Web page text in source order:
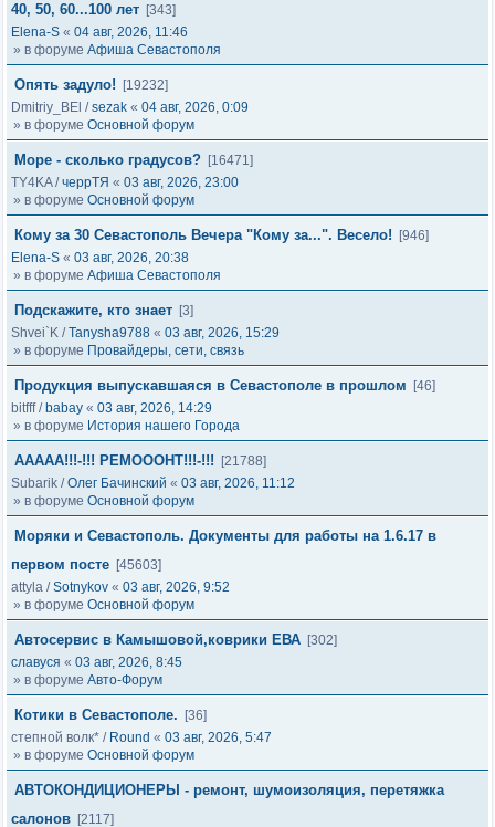
40, 50, 60...100 лет [343]
Elena-S « 04 авг, 2026, 11:46
» в форуме Афиша Севастополя
Опять задуло!
[19232]
Dmitriy_BEl /sezak « 04 авг, 2026, 0:09
» в форуме Основной форум
Море - сколько градусов? [16471]
TY4KA/черрТЯ « 03 авг, 2026, 23:00
» в форуме Основной форум
Кому за 30 Севастополь Вечера "Кому за...". Весело!
[946]
Elena-S « 03 авг, 2026, 20:38
» в форуме Афиша Севастополя
Подскажите, кто знает [3]
Shvei`K /Tanysha9788 « 03 авг, 2026, 15:29
» в форуме Провайдеры, сети, связь
Продукция выпускавшаяся в Севастополе в прошлом
[46]
bitfff/ babay « 03 авг, 2026, 14:29
» в форуме История нашего Города
ААААА!!!-!!! РЕМОООНТ!!!-!!!
[21788]
Subarik /Олег Бачинский « 03 авг, 2026, 11:12
» в форуме Основной форум
Моряки и Севастополь. Документы для работы на 1.6.17 в
первом посте [45603]
attyla /Sotnykov « 03 авг, 2026, 9:52
» в форуме Основной форум
Автосервис в Камышовой,коврики ЕВА [302]
славуся « 03 авг, 2026, 8:45
» в форуме Авто-Форум
Котики в Севастополе.
[36]
степной волк* / Round « 03 авг, 2026, 5:47
» в форуме Основной форум
АВТОКОНДИЦИОНЕРЫ - ремонт, шумоизоляция, перетяжка
салонов [2117]